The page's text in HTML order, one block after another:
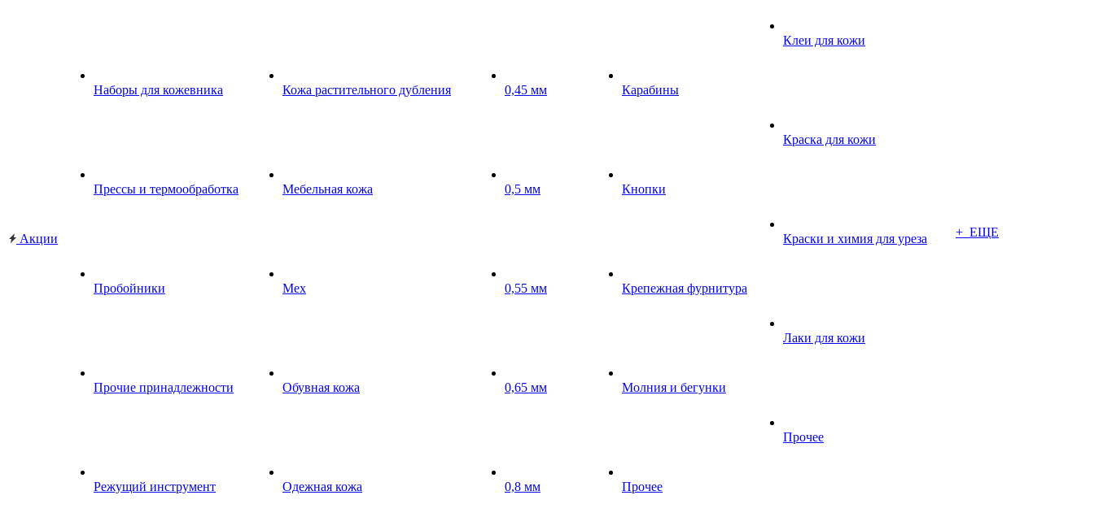
Акции
Наборы для кожевника
Прессы и термообработка
Пробойники
Прочие принадлежности
Режущий инструмент
Кожа растительного дубления
Мебельная кожа
Мех
Обувная кожа
Одежная кожа
0,45 мм
0,5 мм
0,55 мм
0,65 мм
0,8 мм
Карабины
Кнопки
Крепежная фурнитура
Молния и бегунки
Прочее
Клеи для кожи
Краска для кожи
Краски и химия для уреза
Лаки для кожи
Прочее
+ ЕЩЕ